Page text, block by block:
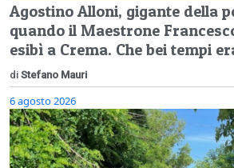
Agostino Alloni, gigante della
quando il Maestrone
esibì a Crema. Che bei tempi
di Stefano Mauri
6 agosto 2026